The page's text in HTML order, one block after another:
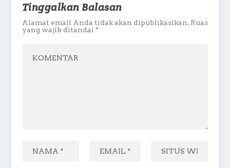
Tinggalkan Balasan
Alamat email Anda tidak akan dipublikasikan. Ruas
yang wajib ditandai *